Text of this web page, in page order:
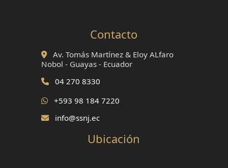
Contacto
Av. Tomás Martínez & Eloy ALfaro
Nobol - Guayas - Ecuador
04 270 8330
+593 98 184 7220
info@ssnj.ec
Ubicación